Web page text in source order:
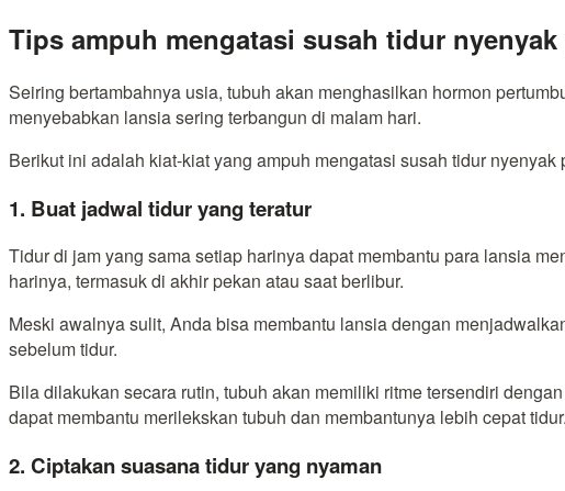
Tips ampuh mengatasi susah tidur
Seiring bertambahnya usia, tubuh akan menghasilkan hormon
menyebabkan lansia sering terbangun di malam hari.
Berikut ini adalah kiat-kiat yang ampuh mengatasi susah tidur nyenyak
1. Buat jadwal tidur yang teratur
Tidur di jam yang sama setiap harinya dapat membantu para lansia
harinya, termasuk di akhir pekan atau saat berlibur.
Meski awalnya sulit, Anda bisa membantu lansia dengan
sebelum tidur.
Bila dilakukan secara rutin, tubuh akan memiliki ritme tersendiri
dapat membantu merilekskan tubuh dan membantunya lebih cepat tidur.
2. Ciptakan suasana tidur yang nyaman